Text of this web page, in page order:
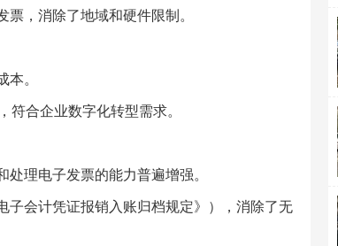
票，消除了地域和硬件限制。
本。
合企业数字化转型需求。
理电子发票的能力普遍增强。
子会计凭证报销入账归档规定》），消除了无